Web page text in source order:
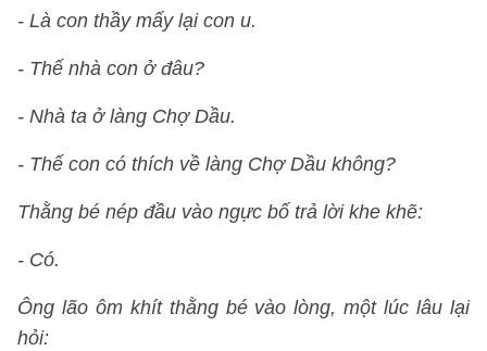
- Là con thầy mấy lại con u.
- Thế nhà con ở đâu?
- Nhà ta ở làng Chợ Dầu.
- Thế con có thích về làng Chợ Dầu không?
Thằng bé nép đầu vào ngực bố trả lời khe khẽ:
- Có.
Ông lão ôm khít thằng bé vào lòng, một lúc lâu lại
hỏi: